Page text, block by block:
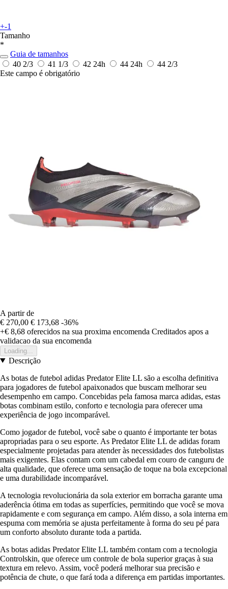
+-1
Tamanho
*
Guia de tamanhos
40 2/3
41 1/3 42 24h 44 24h
44 2/3
Este campo é obrigatório
A partir de
€ 270,00 € 173,68 -36%
+€ 8,68 oferecidos na sua proxima encomenda Creditados apos a
validacao da sua encomenda
Loading...
Descrição
As botas de futebol adidas Predator Elite LL são a escolha definitiva
para jogadores de futebol apaixonados que buscam melhorar seu
desempenho em campo. Concebidas pela famosa marca adidas, estas
botas combinam estilo, conforto e tecnologia para oferecer uma
experiência de jogo incomparável.
Como jogador de futebol, você sabe o quanto é importante ter botas
apropriadas para o seu esporte. As Predator Elite LL de adidas foram
especialmente projetadas para atender às necessidades dos futebolistas
mais exigentes. Elas contam com um cabedal em couro de canguru de
alta qualidade, que oferece uma sensação de toque na bola excepcional
e uma durabilidade incomparável.
A tecnologia revolucionária da sola exterior em borracha garante uma
aderência ótima em todas as superfícies, permitindo que você se mova
rapidamente e com segurança em campo. Além disso, a sola interna em
espuma com memória se ajusta perfeitamente à forma do seu pé para
um conforto absoluto durante toda a partida.
As botas adidas Predator Elite LL também contam com a tecnologia
Controlskin, que oferece um controle de bola superior graças à sua
textura em relevo. Assim, você poderá melhorar sua precisão e
potência de chute, o que fará toda a diferença em partidas importantes.